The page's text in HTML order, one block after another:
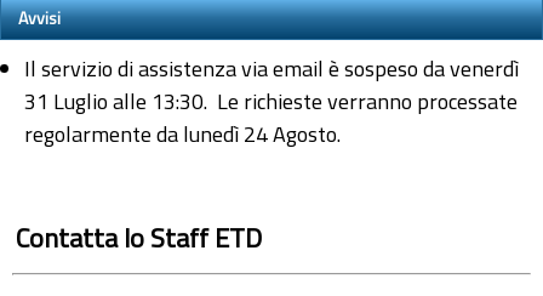
Avvisi
Il servizio di assistenza via email è sospeso da venerdì
31 Luglio alle 13:30. Le richieste verranno processate
regolarmente da lunedì 24 Agosto.
Contatta lo Staff ETD